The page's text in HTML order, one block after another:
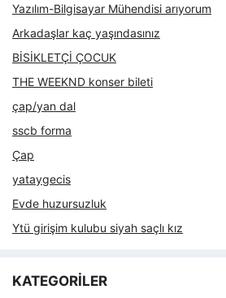
Yazılım-Bilgisayar Mühendisi arıyorum
Arkadaşlar kaç yaşındasınız
BİSİKLETÇİ ÇOCUK
THE WEEKND konser bileti
çap/yan dal
sscb forma
Çap
yataygecis
Evde huzursuzluk
Ytü girişim kulubu siyah saçlı kız
KATEGORİLER